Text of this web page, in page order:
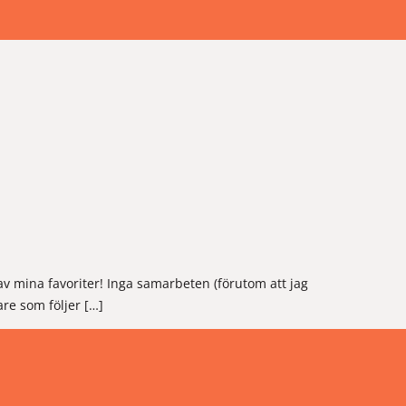
mina favoriter! Inga samarbeten (förutom att jag
som följer […]